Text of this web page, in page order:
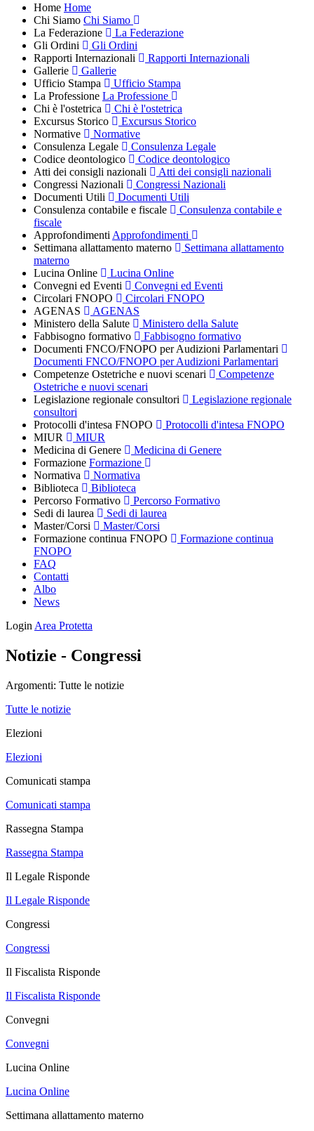
Home Home
Chi Siamo Chi Siamo
La Federazione
La Federazione
Gli Ordini
Gli Ordini
Rapporti Internazionali
Rapporti Internazionali
Gallerie
Gallerie
Ufficio Stampa
Ufficio Stampa
La Professione La Professione
Chi è l'ostetrica
Chi è l'ostetrica
Excursus Storico
Excursus Storico
Normative
Normative
Consulenza Legale
Consulenza Legale
Codice deontologico
Codice deontologico
Atti dei consigli nazionali
Atti dei consigli nazionali
Congressi Nazionali
Congressi Nazionali
Documenti Utili
Documenti Utili
Consulenza contabile e fiscale
Consulenza contabile e
fiscale
Approfondimenti Approfondimenti
Settimana allattamento materno
Settimana allattamento
materno
Lucina Online
Lucina Online
Convegni ed Eventi
Convegni ed Eventi
Circolari FNOPO
Circolari FNOPO
AGENAS
AGENAS
Ministero della Salute
Ministero della Salute
Fabbisogno formativo
Fabbisogno formativo
Documenti FNCO/FNOPO per Audizioni Parlamentari
Documenti FNCO/FNOPO per Audizioni Parlamentari
Competenze Ostetriche e nuovi scenari
Competenze
Ostetriche e nuovi scenari
Legislazione regionale consultori
Legislazione regionale
consultori
Protocolli d'intesa FNOPO
Protocolli d'intesa FNOPO
MIUR
MIUR
Medicina di Genere
Medicina di Genere
Formazione Formazione
Normativa
Normativa
Biblioteca
Biblioteca
Percorso Formativo
Percorso Formativo
Sedi di laurea
Sedi di laurea
Master/Corsi
Master/Corsi
Formazione continua FNOPO
Formazione continua
FNOPO
FAQ
Contatti
Albo
News
Login Area Protetta
Notizie - Congressi
Argomenti: Tutte le notizie
Tutte le notizie
Elezioni
Elezioni
Comunicati stampa
Comunicati stampa
Rassegna Stampa
Rassegna Stampa
Il Legale Risponde
Il Legale Risponde
Congressi
Congressi
Il Fiscalista Risponde
Il Fiscalista Risponde
Convegni
Convegni
Lucina Online
Lucina Online
Settimana allattamento materno